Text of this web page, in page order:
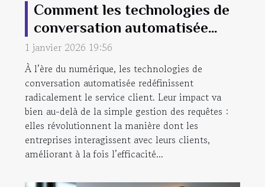
Comment les technologies de
conversation automatisée
transforment-elles le service
client ?
1 janvier 2026 19:56
À l’ère du numérique, les technologies de
conversation automatisée redéfinissent
radicalement le service client. Leur impact va
bien au-delà de la simple gestion des requêtes :
elles révolutionnent la manière dont les
entreprises interagissent avec leurs clients,
améliorant à la fois l’efficacité...